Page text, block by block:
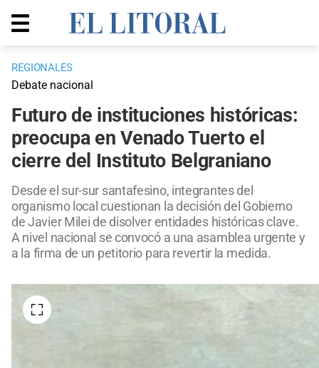
REGIONALES
Debate nacional
Futuro de instituciones históricas:
preocupa en Venado Tuerto el
cierre del Instituto Belgraniano
Desde el sur-sur santafesino, integrantes del
organismo local cuestionan la decisión del Gobierno
de Javier Milei de disolver entidades históricas clave.
A nivel nacional se convocó a una asamblea urgente y
a la firma de un petitorio para revertir la medida.